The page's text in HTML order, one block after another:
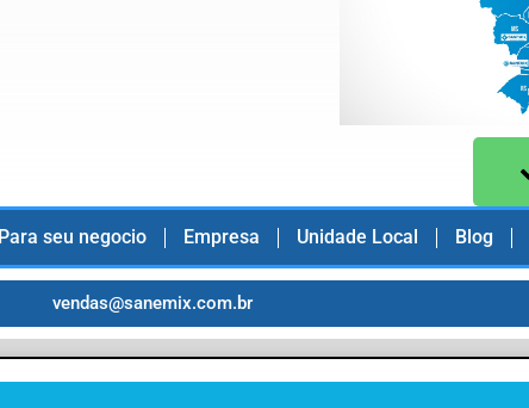
Para seu negocio Empresa Unidade Local Blog
vendas@sanemix.com.br